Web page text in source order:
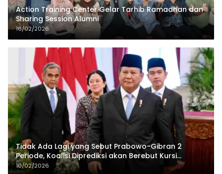
Action Training Center Gelar Tarhib Ramadhan dan
Sharing Session Alumni
16/02/2026
Tidak Ada Lagi yang Sebut Prabowo-Gibran 2
Periode, Koalisi Diprediksi akan Berebut Kursi
Cawapres di 2029
10/02/2026